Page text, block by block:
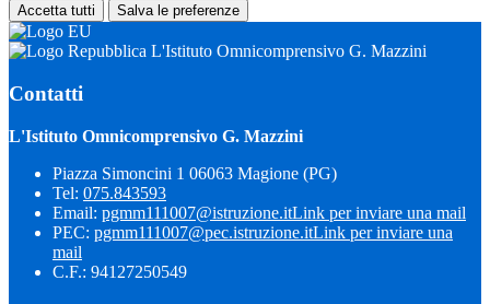
Accetta tutti Salva le preferenze
L'Istituto Omnicomprensivo G. Mazzini
Contatti
L'Istituto Omnicomprensivo G. Mazzini
Piazza Simoncini 1 06063 Magione (PG)
Tel: 075.843593
Email: pgmm111007@istruzione.itLink per inviare una mail
PEC: pgmm111007@pec.istruzione.itLink per inviare una
mail
C.F.: 94127250549